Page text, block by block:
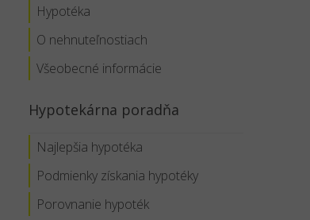
Hypotéka
O nehnuteľnostiach
Všeobecné informácie
Hypotekárna poradňa
Najlepšia hypotéka
Podmienky získania hypotéky
Porovnanie hypoték